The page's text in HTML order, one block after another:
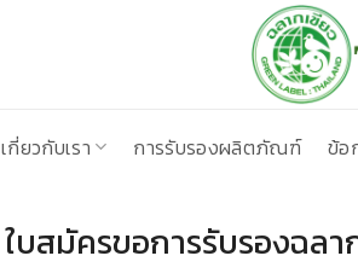
เกี่ยวกับเรา การรับรองผลิตภัณฑ์ ข้อ
ใบสมัครขอการรับรองฉ